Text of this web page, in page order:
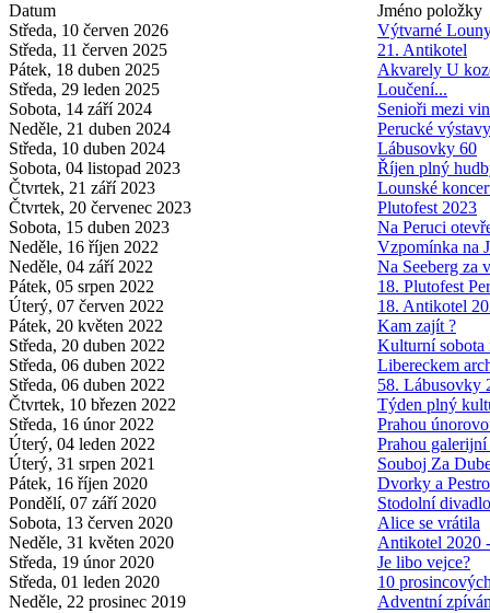
Datum
Jméno položky
Středa, 10 červen 2026
Výtvarné
Středa, 11 červen 2025
21. Antikotel
Pátek, 18 duben 2025
Akvarely U
Středa, 29 leden 2025
Loučení...
Sobota, 14 září 2024
Senioři mezi
Neděle, 21 duben 2024
Perucké
Středa, 10 duben 2024
Lábusovky 60
Sobota, 04 listopad 2023
Říjen plný
Čtvrtek, 21 září 2023
Lounské
Čtvrtek, 20 červenec 2023
Plutofest 2023
Sobota, 15 duben 2023
Na Peruci
Neděle, 16 říjen 2022
Vzpomínka na
Neděle, 04 září 2022
Na Seeberg za
Pátek, 05 srpen 2022
18. Plutofest
Úterý, 07 červen 2022
18. Antikotel
Pátek, 20 květen 2022
Kam zajít ?
Středa, 20 duben 2022
Kulturní sobota
Středa, 06 duben 2022
Libereckem
Středa, 06 duben 2022
58. Lábusovky
Čtvrtek, 10 březen 2022
Týden plný
Středa, 16 únor 2022
Prahou
Úterý, 04 leden 2022
Prahou
Úterý, 31 srpen 2021
Souboj Za
Pátek, 16 říjen 2020
Dvorky a
Pondělí, 07 září 2020
Stodolní
Sobota, 13 červen 2020
Alice se vrátila
Neděle, 31 květen 2020
Antikotel 2020
Středa, 19 únor 2020
Je libo vejce?
Středa, 01 leden 2020
10
Neděle, 22 prosinec 2019
Adventní